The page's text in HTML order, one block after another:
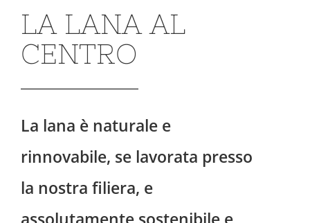
LA LANA AL
CENTRO
La lana è naturale e
rinnovabile, se lavorata presso
la nostra filiera, e